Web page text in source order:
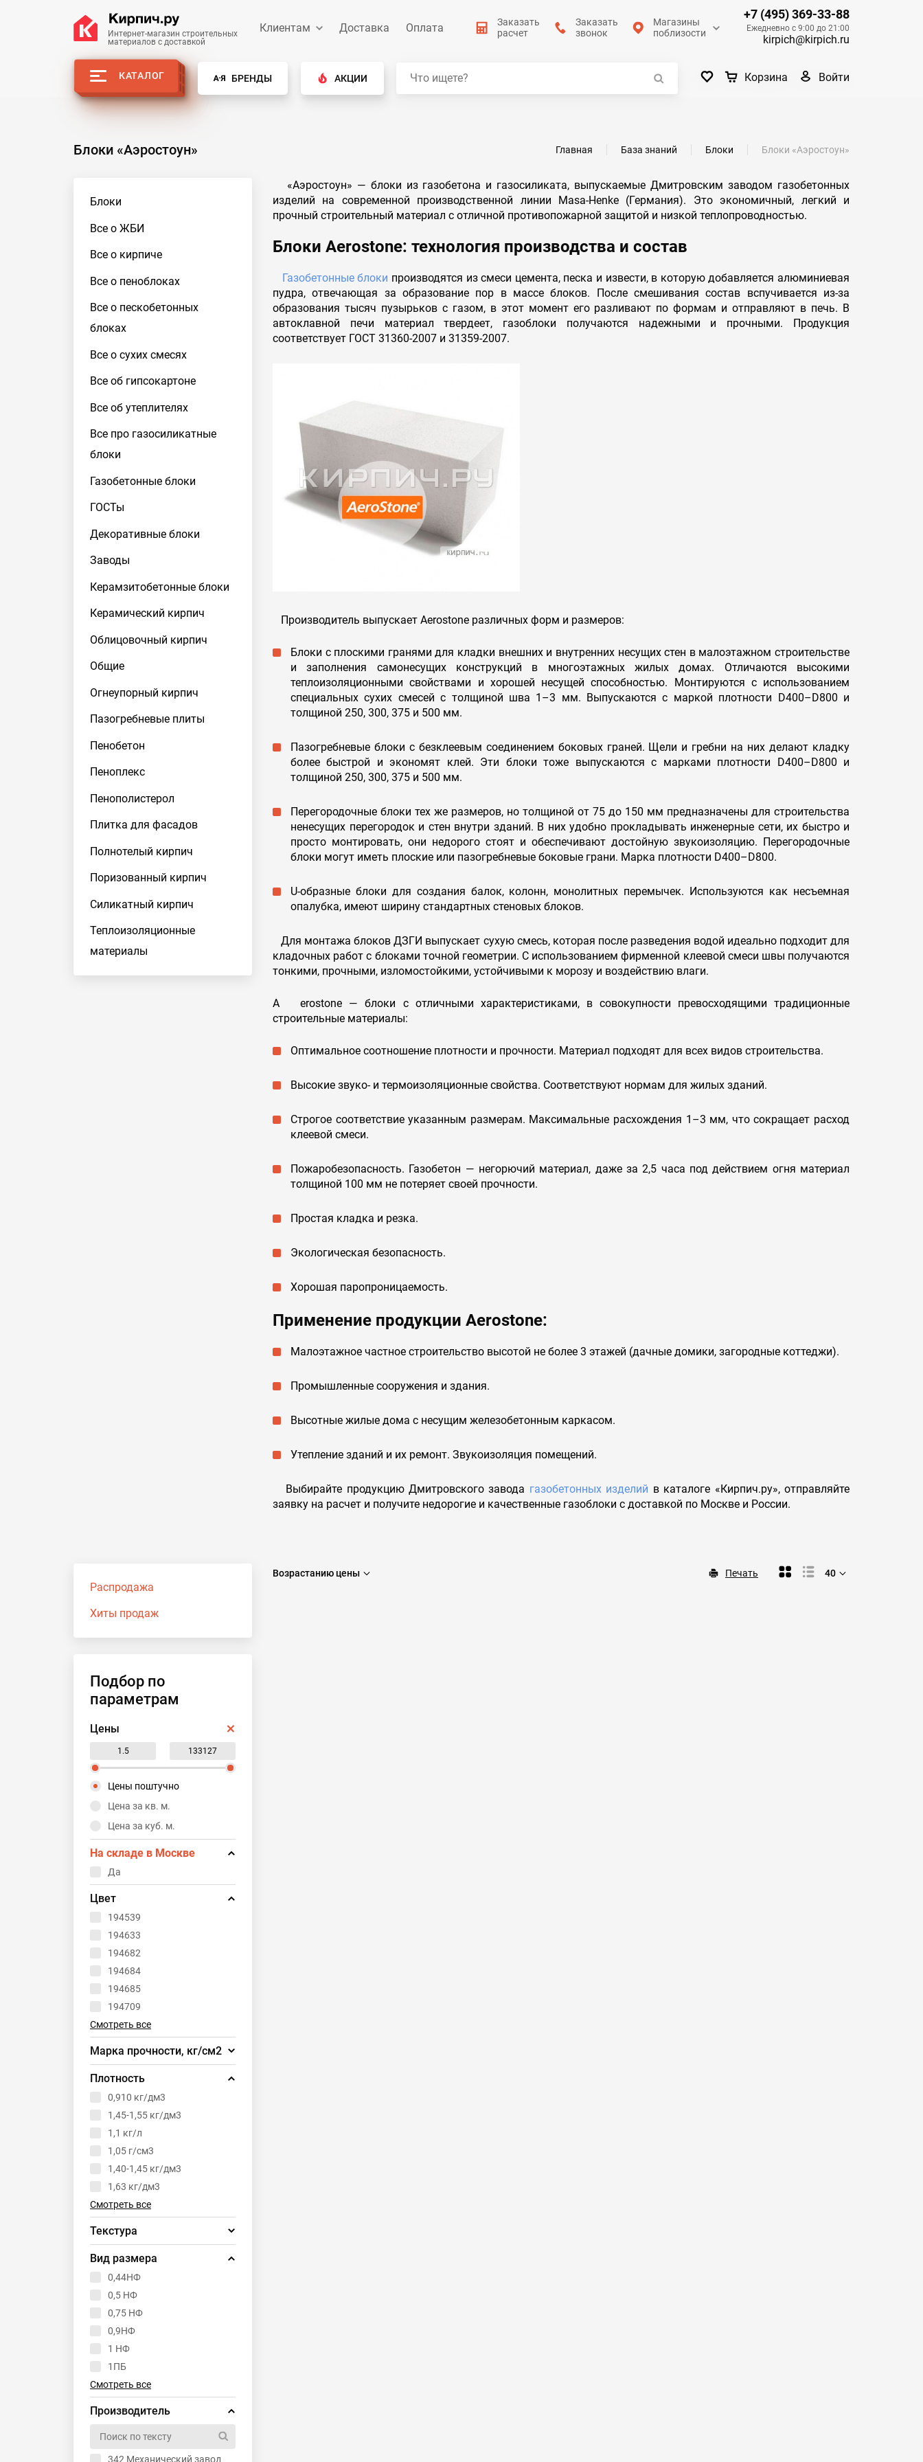
Интернет-магазин строительных
материалов с доставкой
Клиентам Доставка Оплата
Заказать
расчет
Заказать
звонок
Магазины
поблизости
+7 (495) 369-33-88
Ежедневно с 9:00 до 21:00
kirpich@kirpich.ru
КАТАЛОГ БРЕНДЫ АКЦИИ Корзина Войти
Блоки «Аэростоун» Главная База знаний Блоки Блоки «Аэростоун»
Блоки
Все о ЖБИ
Все о кирпиче
Все о пеноблоках
Все о пескобетонных
блоках
Все о сухих смесях
Все об гипсокартоне
Все об утеплителях
Все про газосиликатные
блоки
Газобетонные блоки
ГОСТы
Декоративные блоки
Заводы
Керамзитобетонные блоки
Керамический кирпич
Облицовочный кирпич
Общие
Огнеупорный кирпич
Пазогребневые плиты
Пенобетон
Пеноплекс
Пенополистерол
Плитка для фасадов
Полнотелый кирпич
Поризованный кирпич
Силикатный кирпич
Теплоизоляционные
материалы
«Аэростоун» — блоки из газобетона и газосиликата, выпускаемые Дмитровским заводом газобетонных
изделий на современной производственной линии Masa-Henke (Германия). Это экономичный, легкий и
прочный строительный материал с отличной противопожарной защитой и низкой теплопроводностью.
Блоки Aerostone: технология производства и состав
Газобетонные блоки производятся из смеси цемента, песка и извести, в которую добавляется алюминиевая
пудра, отвечающая за образование пор в массе блоков. После смешивания состав вспучивается из-за
образования тысяч пузырьков с газом, в этот момент его разливают по формам и отправляют в печь. В
автоклавной печи материал твердеет, газоблоки получаются надежными и прочными. Продукция
соответствует ГОСТ 31360-2007 и 31359-2007.
Производитель выпускает Aerostone различных форм и размеров:
Блоки с плоскими гранями для кладки внешних и внутренних несущих стен в малоэтажном строительстве
и заполнения самонесущих конструкций в многоэтажных жилых домах. Отличаются высокими
теплоизоляционными свойствами и хорошей несущей способностью. Монтируются с использованием
специальных сухих смесей с толщиной шва 1–3 мм. Выпускаются с маркой плотности D400–D800 и
толщиной 250, 300, 375 и 500 мм.
Пазогребневые блоки с безклеевым соединением боковых граней. Щели и гребни на них делают кладку
более быстрой и экономят клей. Эти блоки тоже выпускаются с марками плотности D400–D800 и
толщиной 250, 300, 375 и 500 мм.
Перегородочные блоки тех же размеров, но толщиной от 75 до 150 мм предназначены для строительства
ненесущих перегородок и стен внутри зданий. В них удобно прокладывать инженерные сети, их быстро и
просто монтировать, они недорого стоят и обеспечивают достойную звукоизоляцию. Перегородочные
блоки могут иметь плоские или пазогребневые боковые грани. Марка плотности D400–D800.
U-образные блоки для создания балок, колонн, монолитных перемычек. Используются как несъемная
опалубка, имеют ширину стандартных стеновых блоков.
Для монтажа блоков ДЗГИ выпускает сухую смесь, которая после разведения водой идеально подходит для
кладочных работ с блоками точной геометрии. С использованием фирменной клеевой смеси швы получаются
тонкими, прочными, изломостойкими, устойчивыми к морозу и воздействию влаги.
A erostone — блоки с отличными характеристиками, в совокупности превосходящими традиционные
строительные материалы:
Оптимальное соотношение плотности и прочности. Материал подходят для всех видов строительства.
Высокие звуко- и термоизоляционные свойства. Соответствуют нормам для жилых зданий.
Строгое соответствие указанным размерам. Максимальные расхождения 1–3 мм, что сокращает расход
клеевой смеси.
Пожаробезопасность. Газобетон — негорючий материал, даже за 2,5 часа под действием огня материал
толщиной 100 мм не потеряет своей прочности.
Простая кладка и резка.
Экологическая безопасность.
Хорошая паропроницаемость.
Применение продукции Aerostone:
Малоэтажное частное строительство высотой не более 3 этажей (дачные домики, загородные коттеджи).
Промышленные сооружения и здания.
Высотные жилые дома с несущим железобетонным каркасом.
Утепление зданий и их ремонт. Звукоизоляция помещений.
Выбирайте продукцию Дмитровского завода газобетонных изделий в каталоге «Кирпич.ру», отправляйте
заявку на расчет и получите недорогие и качественные газоблоки с доставкой по Москве и России.
Распродажа
Хиты продаж
Подбор по
параметрам
Цены
Цены поштучно
Цена за кв. м.
Цена за куб. м.
На складе в Москве
Да
Цвет
194539
194633
194682
194684
194685
194709
Смотреть все
Марка прочности, кг/см2
300
350
400
650
Смотреть все
Плотность
0,910 кг/дм3
1,45-1,55 кг/дм3
1,1 кг/л
1,05 г/см3
1,40-1,45 кг/дм3
1,63 кг/дм3
Смотреть все
Текстура
шуба
Вид размера
0,44НФ
0,5 НФ
0,75 НФ
0,9НФ
1 НФ
1ПБ
Смотреть все
Производитель
342 Механический завод
Возрастанию цены Печать 40